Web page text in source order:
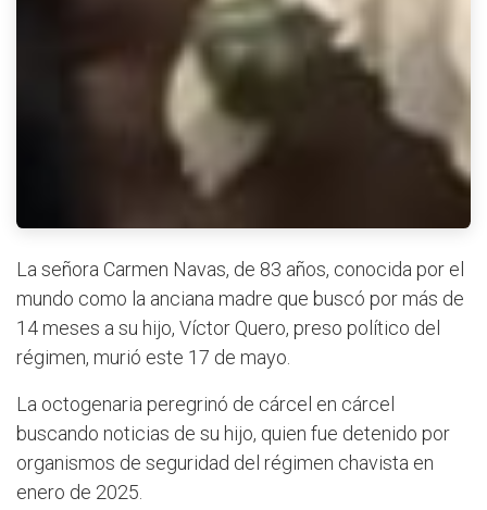
La señora Carmen Navas, de 83 años, conocida por el
mundo como la anciana madre que buscó por más de
14 meses a su hijo, Víctor Quero, preso político del
régimen, murió este 17 de mayo.
La octogenaria peregrinó de cárcel en cárcel
buscando noticias de su hijo, quien fue detenido por
organismos de seguridad del régimen chavista en
enero de 2025.